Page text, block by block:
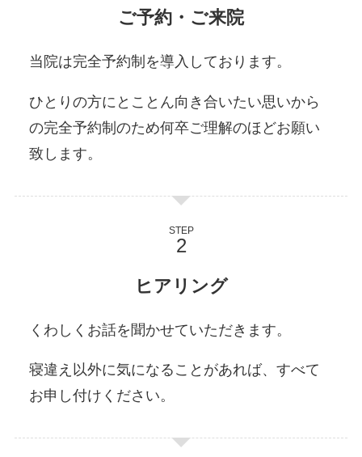
ご予約・ご来院
当院は完全予約制を導入しております。
ひとりの方にとことん向き合いたい思いから
の完全予約制のため何卒ご理解のほどお願い
致します。
STEP
ヒアリング
くわしくお話を聞かせていただきます。
寝違え以外に気になることがあれば、すべて
お申し付けください。